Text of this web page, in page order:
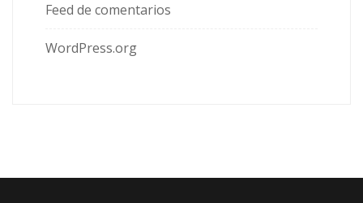
Feed de comentarios
WordPress.org